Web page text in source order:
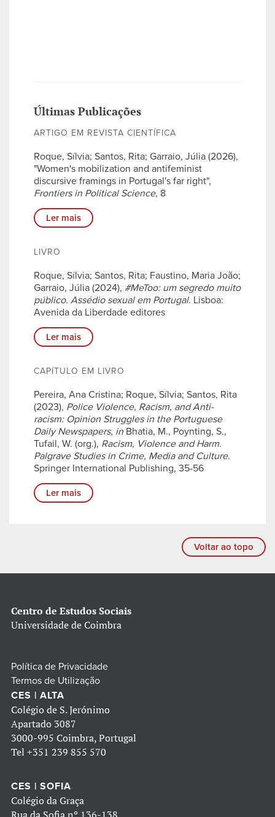
Últimas Publicações
ARTIGO EM REVISTA CIENTÍFICA
Roque, Sílvia; Santos, Rita; Garraio, Júlia (2026),
"Women's mobilization and antifeminist
discursive framings in Portugal's far right",
Frontiers in Political Science, 8
Ler mais
LIVRO
Roque, Sílvia; Santos, Rita; Faustino, Maria João;
Garraio, Júlia (2024), #MeToo: um segredo muito
público. Assédio sexual em Portugal. Lisboa:
Avenida da Liberdade editores
Ler mais
CAPÍTULO EM LIVRO
Pereira, Ana Cristina; Roque, Sílvia; Santos, Rita
(2023), Police Violence, Racism, and Anti-
racism: Opinion Struggles in the Portuguese
Daily Newspapers, in Bhatia, M., Poynting, S.,
Tufail, W. (org.), Racism, Violence and Harm.
Palgrave Studies in Crime, Media and Culture.
Springer International Publishing, 35-56
Ler mais
Voltar ao topo
Centro de Estudos Sociais
Universidade de Coimbra
Política de Privacidade
Termos de Utilização
CES | ALTA
Colégio de S. Jerónimo
Apartado 3087
3000-995 Coimbra, Portugal
Tel +351 239 855 570
CES | SOFIA
Colégio da Graça